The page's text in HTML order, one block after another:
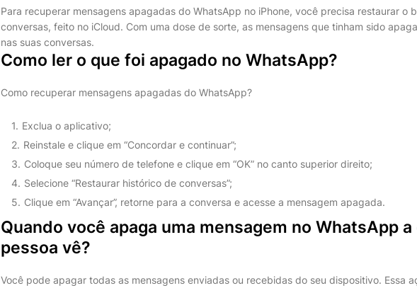
Para recuperar mensagens apagadas do WhatsApp no iPhone, você precisa restaurar o
conversas, feito no iCloud. Com uma dose de sorte, as mensagens que tinham sido
nas suas conversas.
Como ler o que foi apagado no WhatsApp?
Como recuperar mensagens apagadas do WhatsApp?
Exclua o aplicativo;
Reinstale e clique em “Concordar e continuar”;
Coloque seu número de telefone e clique em “OK” no canto superior direito;
Selecione “Restaurar histórico de conversas”;
Clique em “Avançar”, retorne para a conversa e acesse a mensagem apagada.
Quando você apaga uma mensagem no WhatsApp
pessoa vê?
Você pode apagar todas as mensagens enviadas ou recebidas do seu dispositivo. Essa